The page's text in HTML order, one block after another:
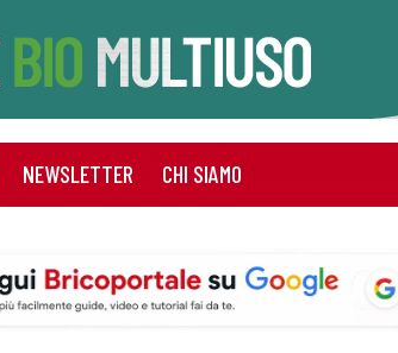
NEWSLETTER CHI SIAMO